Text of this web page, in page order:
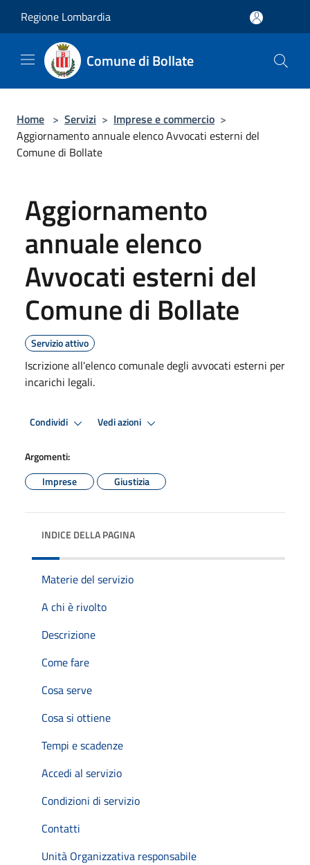
Regione Lombardia
Comune di Bollate
Home > Servizi > Imprese e commercio >
Aggiornamento annuale elenco Avvocati esterni del
Comune di Bollate
Aggiornamento
annuale elenco
Avvocati esterni del
Comune di Bollate
Servizio attivo
Iscrizione all'elenco comunale degli avvocati esterni per
incarichi legali.
Condividi Vedi azioni
Argomenti:
Imprese
Giustizia
INDICE DELLA PAGINA
Materie del servizio
A chi è rivolto
Descrizione
Come fare
Cosa serve
Cosa si ottiene
Tempi e scadenze
Accedi al servizio
Condizioni di servizio
Contatti
Unità Organizzativa responsabile